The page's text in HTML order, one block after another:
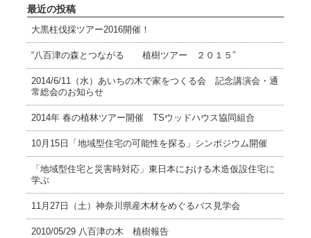
最近の投稿
大黒柱伐採ツアー2016開催！
“八百津の森とつながる 植樹ツアー ２０１５”
2014/6/11（水）あいちの木で家をつくる会 記念講演会・通
常総会のお知らせ
2014年 春の植林ツアー開催 TSウッドハウス協同組合
10月15日「地域型住宅の可能性を探る」シンポジウム開催
「地域型住宅と災害時対応」東日本における木造仮設住宅に
学ぶ
11月27日（土）神奈川県産木材をめぐるバス見学会
2010/05/29 八百津の木 植樹報告